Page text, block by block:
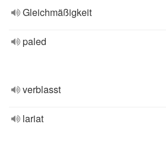
Gleichmäßigkeit
paled
verblasst
lariat